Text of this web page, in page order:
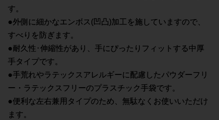
す。
●外側に細かなエンボス(凹凸)加工を施していますので、
すべりを防ぎます。
●耐久性･伸縮性があり、手にぴったりフィットする中厚
手タイプです。
●手荒れやラテックスアレルギーに配慮したパウダーフリ
ー・ラテックスフリーのプラスチック手袋です。
●便利な左右兼用タイプのため、無駄なくお使いいただけ
ます。